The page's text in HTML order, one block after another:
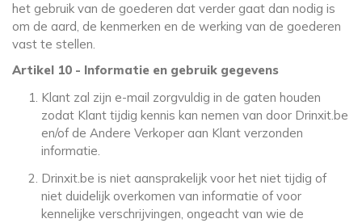
het gebruik van de goederen dat verder gaat dan nodig is
om de aard, de kenmerken en de werking van de goederen
vast te stellen.
Artikel 10 - Informatie en gebruik gegevens
Klant zal zijn e-mail zorgvuldig in de gaten houden
zodat Klant tijdig kennis kan nemen van door Drinxit.be
en/of de Andere Verkoper aan Klant verzonden
informatie.
Drinxit.be is niet aansprakelijk voor het niet tijdig of
niet duidelijk overkomen van informatie of voor
kennelijke verschrijvingen, ongeacht van wie de